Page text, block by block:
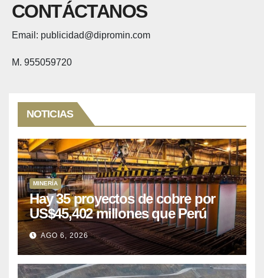
CONTÁCTANOS
Email: publicidad@dipromin.com
M. 955059720
NOTICIAS
MINERÍA
Hay 35 proyectos de cobre por
US$45,402 millones que Perú
puede aprovechar
AGO 6, 2026